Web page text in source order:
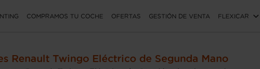
COMPRAMOS TU COCHE OFERTAS GESTIÓN DE VENTA FLEXICAR
Renault Twingo Eléctrico de Segunda Mano